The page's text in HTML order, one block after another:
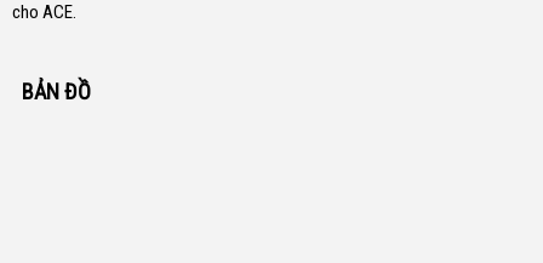
cho ACE.
BẢN ĐỒ